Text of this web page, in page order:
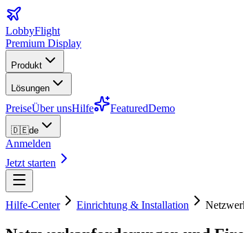
LobbyFlight
Premium Display
Produkt
Lösungen
PreiseÜber unsHilfe FeaturedDemo
🇩🇪de
Anmelden
Jetzt starten
Hilfe-Center Einrichtung & Installation